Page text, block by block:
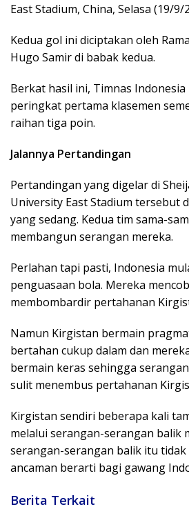
East Stadium, China, Selasa (19/9/
Kedua gol ini diciptakan oleh
Hugo Samir di babak kedua.
Berkat hasil ini, Timnas
peringkat pertama klasemen
raihan tiga poin.
Jalannya Pertandingan
Pertandingan yang digelar di
University East Stadium tersebut
yang sedang. Kedua tim sama-
membangun serangan mereka.
Perlahan tapi pasti, Indonesia
penguasaan bola. Mereka
membombardir pertahanan
Namun Kirgistan bermain
bertahan cukup dalam dan
bermain keras sehingga
sulit menembus pertahanan
Kirgistan sendiri beberapa kali
melalui serangan-serangan balik
serangan-serangan balik itu
ancaman berarti bagi gawang
Berita Terkait